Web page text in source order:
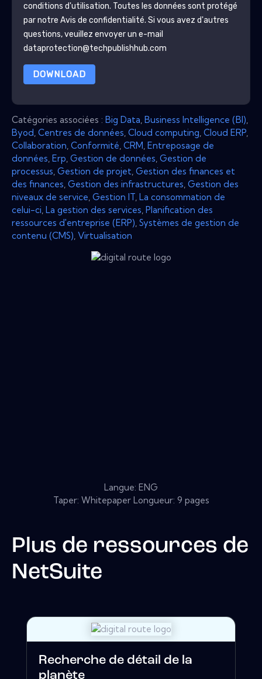
conditions d'utilisation. Toutes les données sont protégé
par notre Avis de confidentialité. Si vous avez d'autres
questions, veuillez envoyer un e-mail
dataprotection@techpublishhub.com
DOWNLOAD
Catégories associées : Big Data Business Intelligence (BI)
Byod Centres de données Cloud computing Cloud ERP
Collaboration Conformité CRM Entreposage de
données Erp Gestion de données Gestion de
processus Gestion de projet Gestion des finances et
des finances Gestion des infrastructures Gestion des
niveaux de service Gestion IT La consommation de
celui-ci La gestion des services Planification des
ressources d'entreprise (ERP) Systèmes de gestion de
contenu (CMS) Virtualisation
Langue: ENG
Taper: Whitepaper Longueur: 9 pages
Plus de ressources de
NetSuite
Recherche de détail de la
planète